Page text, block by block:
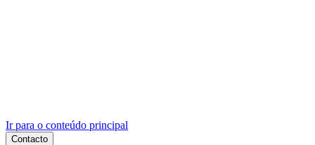
Ir para o conteúdo principal
Contacto